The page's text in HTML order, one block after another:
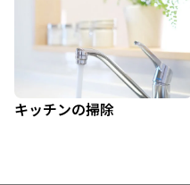
キッチンの掃除